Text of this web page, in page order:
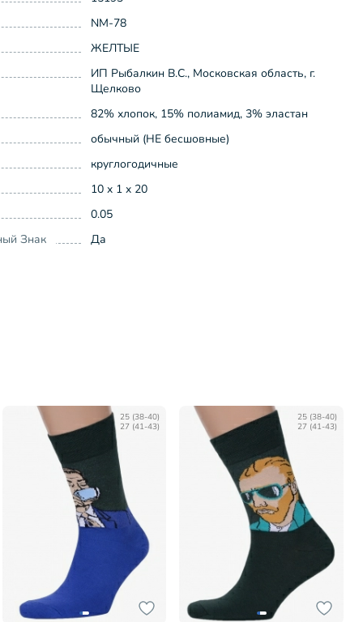
NM-78
ЖЕЛТЫЕ
ИП Рыбалкин В.С., Московская область, г.
Щелково
82% хлопок, 15% полиамид, 3% эластан
обычный (НЕ бесшовные)
круглогодичные
10 x 1 x 20
0.05
Знак
Да
25 (38-40)
27 (41-43)
25 (38-40)
27 (41-43)